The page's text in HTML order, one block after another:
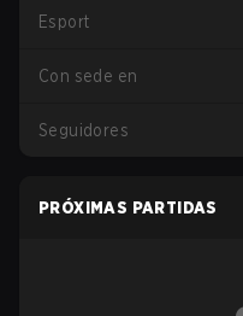
Esport
Con sede en
Seguidores
PRÓXIMAS PARTIDAS